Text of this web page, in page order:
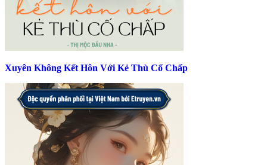
Xuyên Không Kết Hôn Với Kẻ Thù Cố Chấp